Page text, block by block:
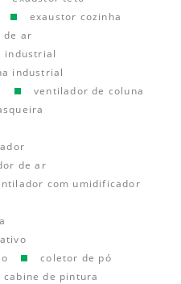
exaustor cozinha
de ar
industrial
industrial
ventilador de coluna
de ar
com umidificador
coletor de pó
cabine de pintura